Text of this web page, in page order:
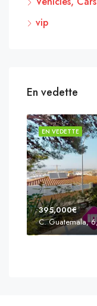
vip
En vedette
EN VEDETTE
395,000€